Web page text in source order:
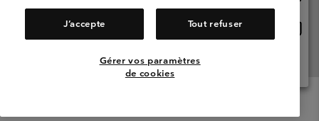
J’accepte Tout refuser
Gérer vos paramètres
de cookies
ligne
France
Voir Tous Les Pays